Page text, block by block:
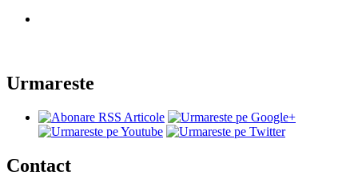
Urmareste
Contact